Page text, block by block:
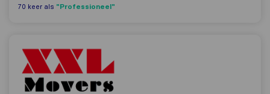
70 keer als "Professioneel"
XXL Movers